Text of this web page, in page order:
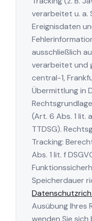
verarbeitet u. a.
Ereignisdaten
ausschließlich
verarbeitet und
central-1,
Übermittlung in
(Art. 6 Abs. 1 lit.
TTDSG).
Tracking:
Abs. 1 lit. f
Speicherdauer
Ausübung Ihres
wenden Sie